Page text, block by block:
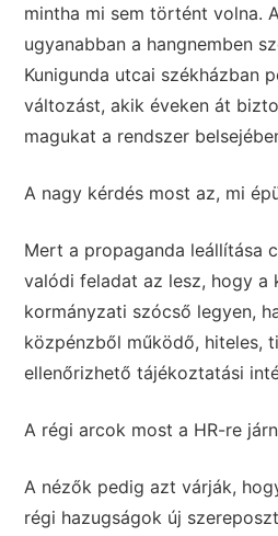
mintha mi sem történt volna.
ugyanabban a hangnemben
Kunigunda utcai székházban
változást, akik éveken át
magukat a rendszer
A nagy kérdés most az, mi
Mert a propaganda leállítása
valódi feladat az lesz, hogy a
kormányzati szócső legyen,
közpénzből működő, hiteles,
ellenőrizhető tájékoztatási
A régi arcok most a HR-re
A nézők pedig azt várják,
régi hazugságok új